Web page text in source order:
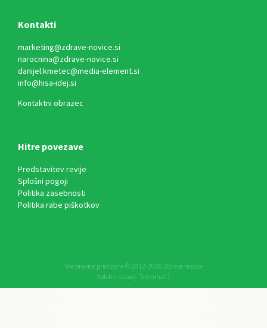
Kontakti
marketing@zdrave-novice.si
narocnina@zdrave-novice.si
danijel.kmetec@media-element.si
info@hisa-idej.si
Kontaktni obrazec
Hitre povezave
Predstavitev revije
Splošni pogoji
Politika zasebnosti
Politika rabe piškotkov
Vse pravice pridržane © 2012-2026 Zdrave novice
Spletni razvoj: Terminal 1